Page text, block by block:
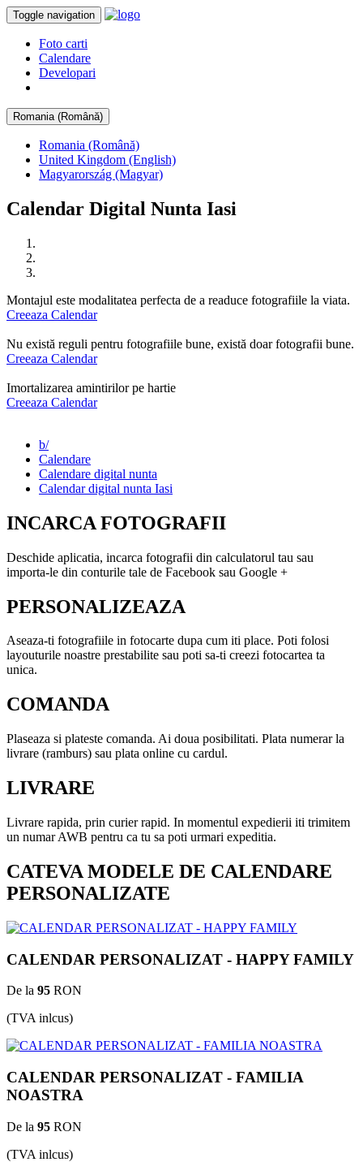
Toggle navigation
Foto carti
Calendare
Developari
Romania (Română)
Romania (Română)
United Kingdom (English)
Magyarország (Magyar)
Calendar Digital Nunta Iasi
Montajul este modalitatea perfecta de a readuce fotografiile la viata.
Creeaza Calendar
Nu există reguli pentru fotografiile bune, există doar fotografii bune.
Creeaza Calendar
Imortalizarea amintirilor pe hartie
Creeaza Calendar
b/
Calendare
Calendare digital nunta
Calendar digital nunta Iasi
INCARCA FOTOGRAFII
Deschide aplicatia, incarca fotografii din calculatorul tau sau
importa-le din conturile tale de Facebook sau Google +
PERSONALIZEAZA
Aseaza-ti fotografiile in fotocarte dupa cum iti place. Poti folosi
layouturile noastre prestabilite sau poti sa-ti creezi fotocartea ta
unica.
COMANDA
Plaseaza si plateste comanda. Ai doua posibilitati. Plata numerar la
livrare (ramburs) sau plata online cu cardul.
LIVRARE
Livrare rapida, prin curier rapid. In momentul expedierii iti trimitem
un numar AWB pentru ca tu sa poti urmari expeditia.
CATEVA MODELE DE CALENDARE
PERSONALIZATE
CALENDAR PERSONALIZAT - HAPPY FAMILY
De la 95 RON
(TVA inlcus)
CALENDAR PERSONALIZAT - FAMILIA
NOASTRA
De la 95 RON
(TVA inlcus)